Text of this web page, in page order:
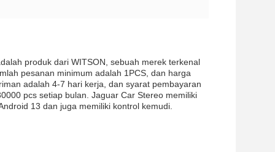
produk dari WITSON, sebuah merek terkenal
pesanan minimum adalah 1PCS, dan harga
adalah 4-7 hari kerja, dan syarat pembayaran
pcs setiap bulan. Jaguar Car Stereo memiliki
13 dan juga memiliki kontrol kemudi.